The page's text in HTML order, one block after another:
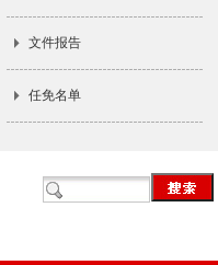
文件报告
任免名单